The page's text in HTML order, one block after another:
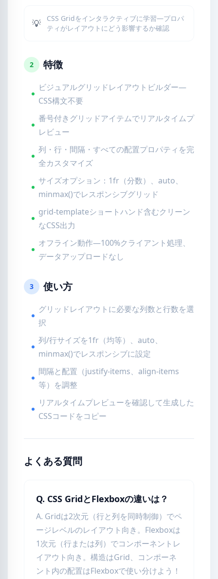
💡
CSS Gridをインタラクティブに学習—プロパ
ティがレイアウトにどう影響するか確認
2 特徴
ビジュアルグリッドレイアウトビルダー—
CSS構文不要
番号付きグリッドアイテムでリアルタイムプ
レビュー
列・行・間隔・すべての配置プロパティを完
全カスタマイズ
サイズオプション：1fr（分数）、auto、
minmax()でレスポンシブグリッド
grid-templateショートハンド含むクリーン
なCSS出力
オフライン動作—100%クライアント処理、
データアップロードなし
3 使い方
グリッドレイアウトに必要な列数と行数を選
択
列/行サイズを1fr（均等）、auto、
minmax()でレスポンシブに設定
間隔と配置（justify-items、align-items
等）を調整
リアルタイムプレビューを確認して生成した
CSSコードをコピー
よくある質問
Q. CSS GridとFlexboxの違いは？
A. Gridは2次元（行と列を同時制御）でペ
ージレベルのレイアウト向き。Flexboxは
1次元（行または列）でコンポーネントレ
イアウト向き。構造はGrid、コンポーネ
ント内の配置はFlexboxで使い分けよう！